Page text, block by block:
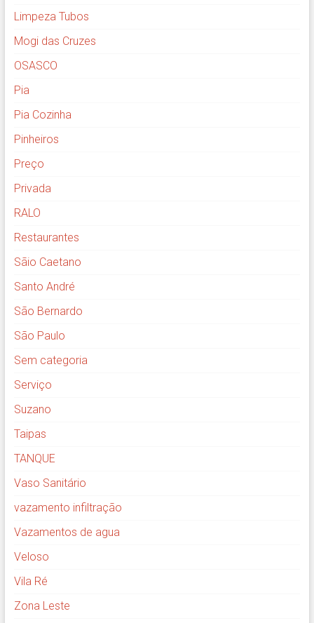
Limpeza Tubos
Mogi das Cruzes
OSASCO
Pia
Pia Cozinha
Pinheiros
Preço
Privada
RALO
Restaurantes
Sãio Caetano
Santo André
São Bernardo
São Paulo
Sem categoria
Serviço
Suzano
Taipas
TANQUE
Vaso Sanitário
vazamento infiltração
Vazamentos de agua
Veloso
Vila Ré
Zona Leste